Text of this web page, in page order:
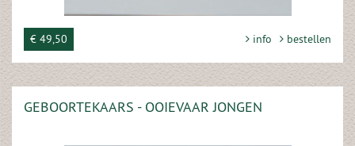
€ 49,50 info bestellen
GEBOORTEKAARS - OOIEVAAR JONGEN